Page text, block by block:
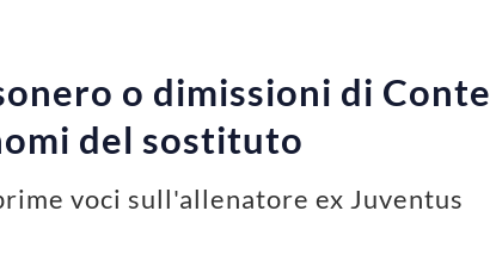
o dimissioni di Conte
del sostituto
voci sull'allenatore ex Juventus